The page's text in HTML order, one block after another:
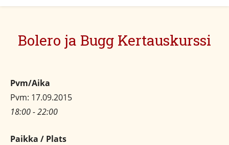
Bolero ja Bugg Kertauskurssi
Pvm/Aika
Pvm: 17.09.2015
18:00 - 22:00
Paikka / Plats